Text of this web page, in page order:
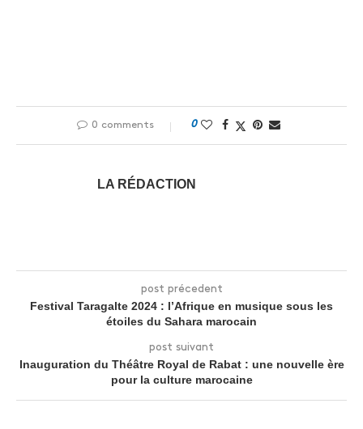
0 comments 0
LA RÉDACTION
post précedent
Festival Taragalte 2024 : l’Afrique en musique sous les
étoiles du Sahara marocain
post suivant
Inauguration du Théâtre Royal de Rabat : une nouvelle ère
pour la culture marocaine